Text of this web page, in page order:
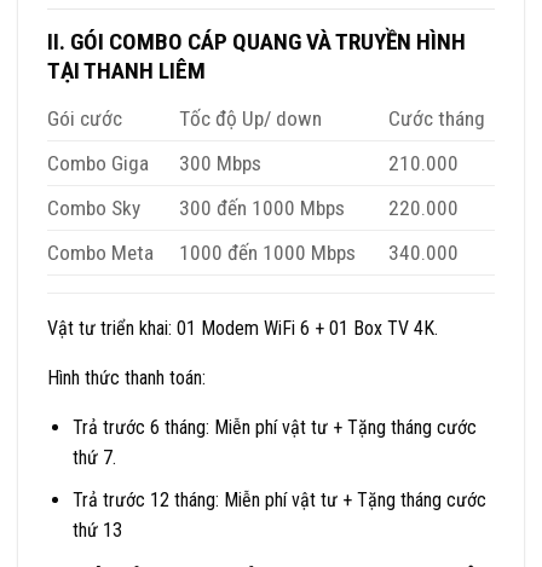
II. GÓI COMBO CÁP QUANG VÀ TRUYỀN HÌNH
TẠI THANH LIÊM
Gói cước Tốc độ Up/ down
Cước tháng
Combo Giga
300 Mbps
210.000
Combo Sky
300 đến 1000 Mbps
220.000
Combo Meta
1000 đến 1000 Mbps 340.000
Vật tư triển khai: 01 Modem WiFi 6 + 01 Box TV 4K.
Hình thức thanh toán:
Trả trước 6 tháng: Miễn phí vật tư + Tặng tháng cước
thứ 7.
Trả trước 12 tháng: Miễn phí vật tư + Tặng tháng cước
thứ 13